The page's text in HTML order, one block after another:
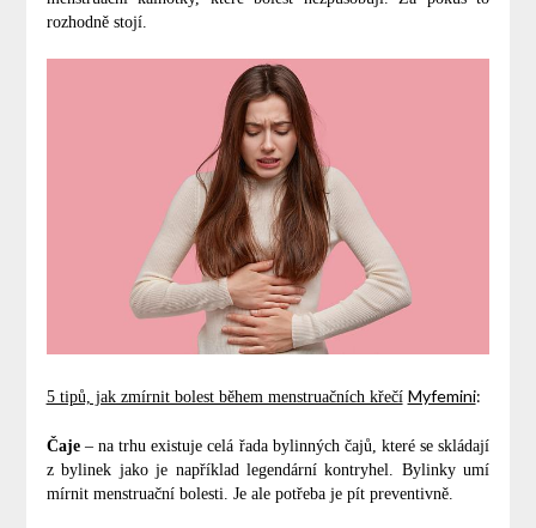
rozhodně stojí.
5 tipů, jak zmírnit bolest během menstruačních křečí Myfemini:
Čaje– na trhu existuje celá řada bylinných čajů, které se skládají
z bylinek jako je například legendární kontryhel. Bylinky umí
mírnit menstruační bolesti. Je ale potřeba je pít preventivně.